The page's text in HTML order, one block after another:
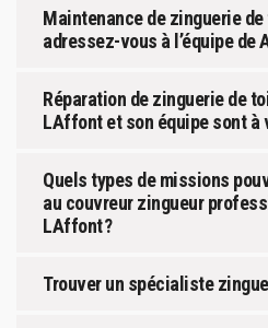
Maintenance de zinguerie
adressez-vous à l’équipe
Réparation de zinguerie de
LAffont et son équipe sont
Quels types de missions
au couvreur zingueur
LAffont ?
Trouver un spécialiste